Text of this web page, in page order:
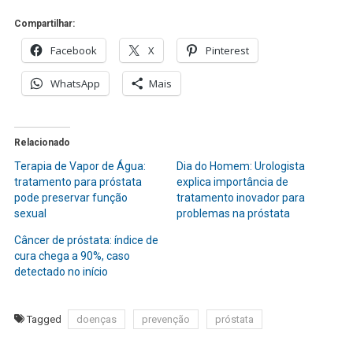
Compartilhar:
Facebook X Pinterest
WhatsApp Mais
Relacionado
Terapia de Vapor de Água:
tratamento para próstata
pode preservar função
sexual
Dia do Homem: Urologista
explica importância de
tratamento inovador para
problemas na próstata
Câncer de próstata: índice de
cura chega a 90%, caso
detectado no início
Tagged doenças prevenção próstata